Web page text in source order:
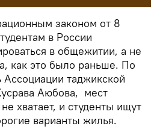
законом от 8
в России
в общежитии, а не
как это было раньше. По
Ассоциации таджикской
Аюбова, мест
хватает, и студенты ищут
варианты жилья.